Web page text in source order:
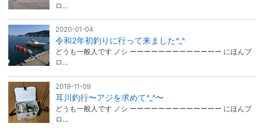
ロ…
2020-01-04
令和2年初釣りに行って来ました^_^
どうも一般人です ノシ ーーーーーーーーーーーーー にほんブ
ロ…
2019-11-09
耳川釣行〜アジを求めて^_^〜
どうも一般人です ノシ ーーーーーーーーーーーーー にほんブ
ロ…